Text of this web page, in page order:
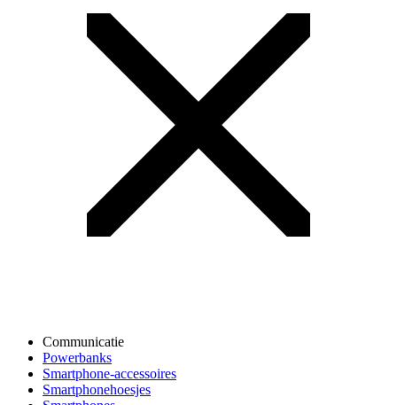
Communicatie
Powerbanks
Smartphone-accessoires
Smartphonehoesjes